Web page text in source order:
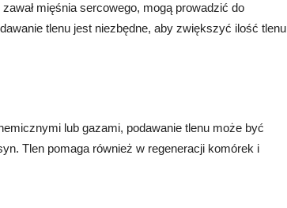
mięśnia sercowego, mogą prowadzić do
tlenu jest niezbędne, aby zwiększyć ilość tlenu
lub gazami, podawanie tlenu może być
Tlen pomaga również w regeneracji komórek i